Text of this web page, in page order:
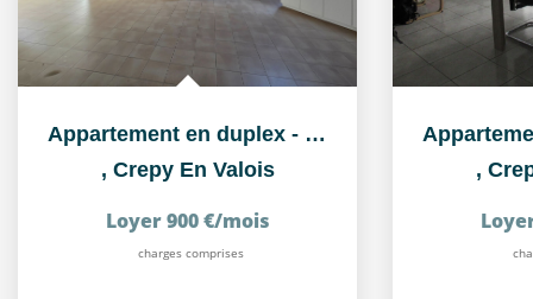
Appartement en duplex - Centre ville Crépy en Valois
, Crepy En Valois
Loyer 900 €/mois
charges comprises
,